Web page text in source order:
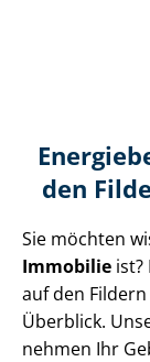
den
Sie möchten
Immobilie ist?
auf den
Überblick.
nehmen Ihr